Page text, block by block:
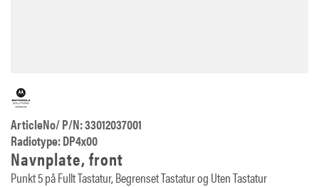
ArticleNo/ P/N: 33012037001
Radiotype: DP4x00
Navnplate, front
Punkt 5 på Fullt Tastatur, Begrenset Tastatur og Uten Tastatur